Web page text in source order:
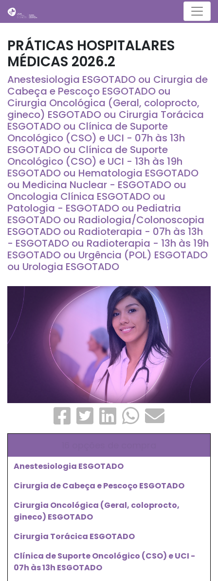
Menu
PRÁTICAS HOSPITALARES
MÉDICAS 2026.2
Anestesiologia ESGOTADO ou Cirurgia de
Cabeça e Pescoço ESGOTADO ou
Cirurgia Oncológica (Geral, coloprocto,
gineco) ESGOTADO ou Cirurgia Torácica
ESGOTADO ou Clínica de Suporte
Oncológico (CSO) e UCI - 07h às 13h
ESGOTADO ou Clínica de Suporte
Oncológico (CSO) e UCI - 13h às 19h
ESGOTADO ou Hematologia ESGOTADO
ou Medicina Nuclear - ESGOTADO ou
Oncologia Clínica ESGOTADO ou
Patologia - ESGOTADO ou Pediatria
ESGOTADO ou Radiologia/Colonoscopia
ESGOTADO ou Radioterapia - 07h às 13h
- ESGOTADO ou Radioterapia - 13h às 19h
ESGOTADO ou Urgência (POL) ESGOTADO
ou Urologia ESGOTADO
Anestesiologia ESGOTADO
Cirurgia de Cabeça e Pescoço ESGOTADO
Cirurgia Oncológica (Geral, coloprocto,
gineco) ESGOTADO
Cirurgia Torácica ESGOTADO
Clínica de Suporte Oncológico (CSO) e UCI -
07h às 13h ESGOTADO